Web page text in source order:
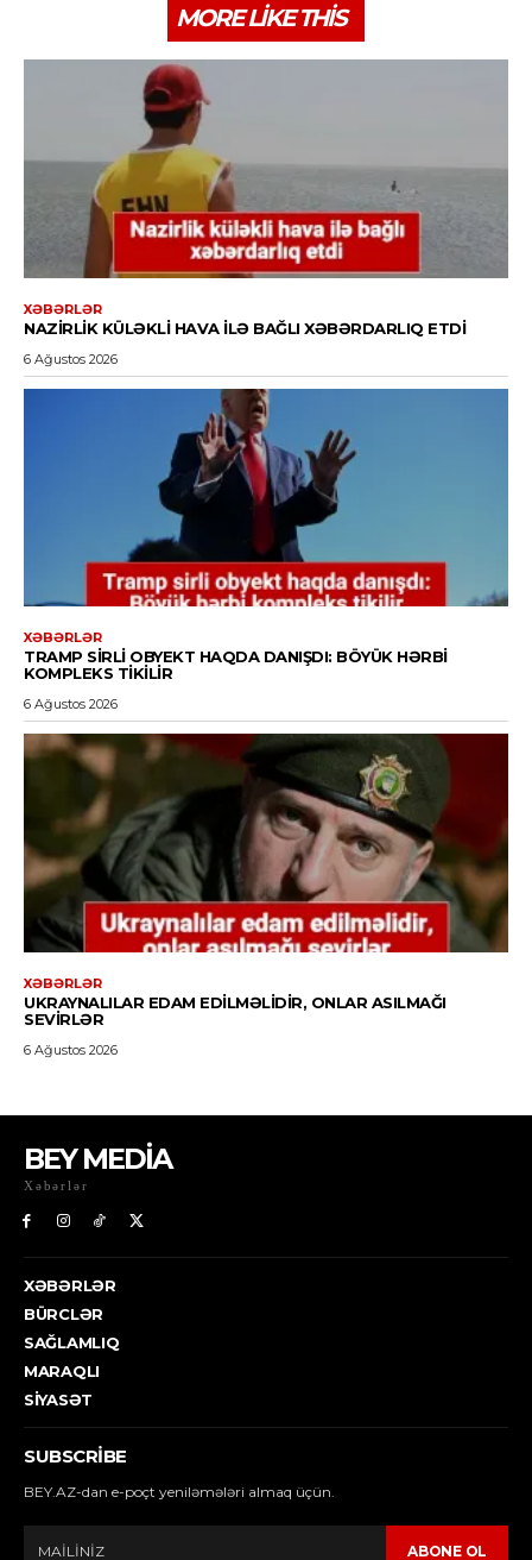
BEY MEDİA
Xəbərlər
XƏBƏRLƏR
BÜRCLƏR
SAĞLAMLIQ
MARAQLI
SIYASƏT
SUBSCRIBE
BEY.AZ-dan e-poçt yeniləmələri almaq üçün.
ABONE OL